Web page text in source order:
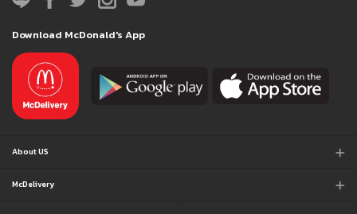
Download McDonald's App
About US
McDelivery